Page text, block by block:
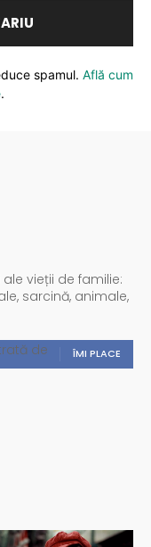
spamul. Află cum
.
vieții de familie:
sarcină, animale,
ÎMI PLACE
de